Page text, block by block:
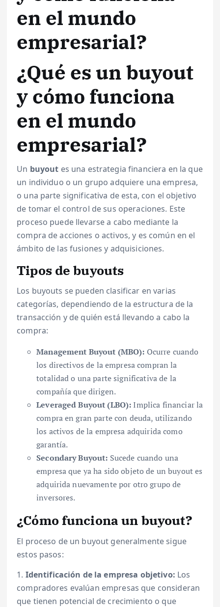
en el mundo
empresarial?
¿Qué es un buyout
y cómo funciona
en el mundo
empresarial?
Un buyout es una estrategia financiera en la que
un individuo o un grupo adquiere una empresa,
o una parte significativa de esta, con el objetivo
de tomar el control de sus operaciones. Este
proceso puede llevarse a cabo mediante la
compra de acciones o activos, y es común en el
ámbito de las fusiones y adquisiciones.
Tipos de buyouts
Los buyouts se pueden clasificar en varias
categorías, dependiendo de la estructura de la
transacción y de quién está llevando a cabo la
compra:
Management Buyout (MBO): Ocurre cuando
los directivos de la empresa compran la
totalidad o una parte significativa de la
compañía que dirigen.
Leveraged Buyout (LBO): Implica financiar la
compra en gran parte con deuda, utilizando
los activos de la empresa adquirida como
garantía.
Secondary Buyout: Sucede cuando una
empresa que ya ha sido objeto de un buyout es
adquirida nuevamente por otro grupo de
inversores.
¿Cómo funciona un buyout?
El proceso de un buyout generalmente sigue
estos pasos:
1. Identificación de la empresa objetivo: Los
compradores evalúan empresas que consideran
que tienen potencial de crecimiento o que